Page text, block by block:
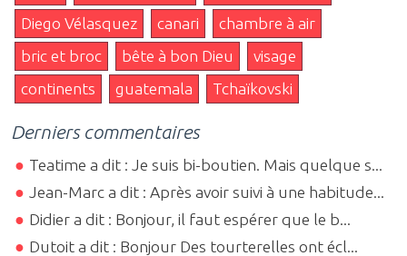
Diego Vélasquez
canari
chambre à air
bric et broc
bête à bon Dieu
visage
continents
guatemala Tchaïkovski
Derniers commentaires
Teatime a dit : Je suis bi-boutien. Mais quelque s...
Jean-Marc a dit : Après avoir suivi à une habitude...
Didier a dit : Bonjour, il faut espérer que le b...
Dutoit a dit : Bonjour Des tourterelles ont écl...